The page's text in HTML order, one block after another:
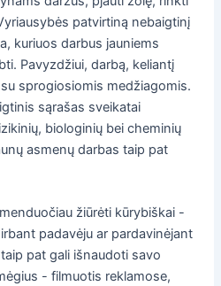
patvirtiną nebaigtinį
kuriuos darbus jauniems
Pavyzdžiui, darbą, keliantį
sprogiosiomis medžiagomis.
sąrašas sveikatai
biologinių bei cheminių
asmenų darbas taip pat
žiūrėti kūrybiškai -
padavėju ar pardavinėjant
pat gali išnaudoti savo
- filmuotis reklamose,